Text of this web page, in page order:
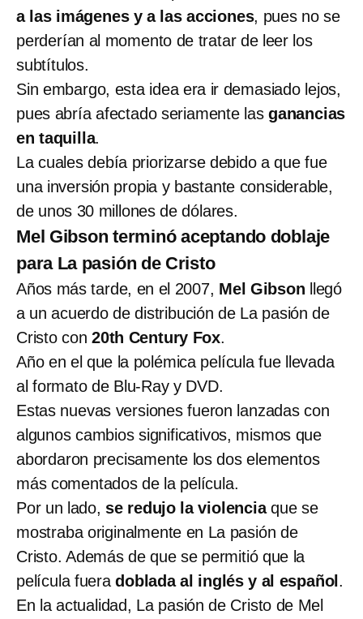
a las imágenes y a las acciones, pues no se
perderían al momento de tratar de leer los
subtítulos.
Sin embargo, esta idea era ir demasiado lejos,
pues abría afectado seriamente las ganancias
en taquilla.
La cuales debía priorizarse debido a que fue
una inversión propia y bastante considerable,
de unos 30 millones de dólares.
Mel Gibson terminó aceptando doblaje
para La pasión de Cristo
Años más tarde, en el 2007, Mel Gibson llegó
a un acuerdo de distribución de La pasión de
Cristo con20th Century Fox.
Año en el que la polémica película fue llevada
al formato de Blu-Ray y DVD.
Estas nuevas versiones fueron lanzadas con
algunos cambios significativos, mismos que
abordaron precisamente los dos elementos
más comentados de la película.
Por un lado, se redujo la violenciaque se
mostraba originalmente en La pasión de
Cristo. Además de que se permitió que la
película fueradoblada al inglés y al español .
En la actualidad, La pasión de Cristo de Mel